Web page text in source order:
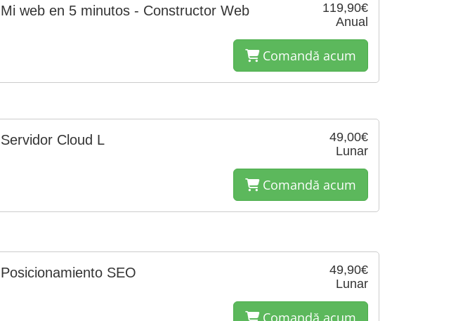
119,90€
Anual
Mi web en 5 minutos - Constructor Web
Comandă acum
49,00€
Lunar
Servidor Cloud L
Comandă acum
49,90€
Lunar
Posicionamiento SEO
Comandă acum